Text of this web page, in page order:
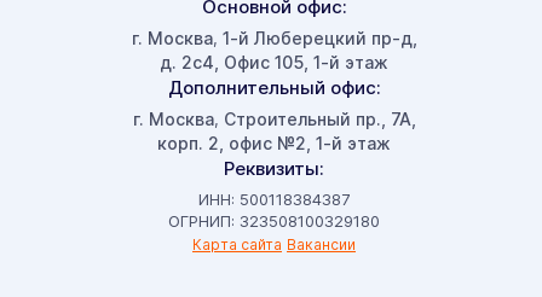
Основной офис:
г. Москва, 1-й Люберецкий пр-д,
д. 2с4, Офис 105, 1-й этаж
Дополнительный офис:
г. Москва, Строительный пр., 7А,
корп. 2, офис №2, 1-й этаж
Реквизиты:
ИНН: 500118384387
ОГРНИП: 323508100329180
Карта сайта Вакансии